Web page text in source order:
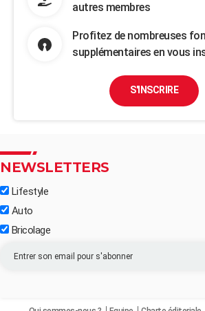
autres membres
Profitez de nombreuses
supplémentaires en vous
S'INSCRIRE
NEWSLETTERS
Lifestyle
Auto
Bricolage